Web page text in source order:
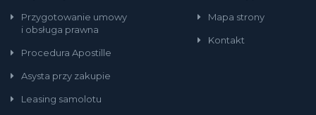
Przygotowanie umowy
i obsługa prawna
Procedura Apostille
Asysta przy zakupie
Leasing samolotu
Mapa strony
Kontakt